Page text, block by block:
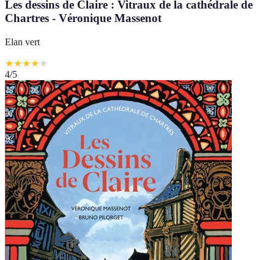
Les dessins de Claire : Vitraux de la cathédrale de
Chartres - Véronique Massenot
Elan vert
★★★★★
4/5